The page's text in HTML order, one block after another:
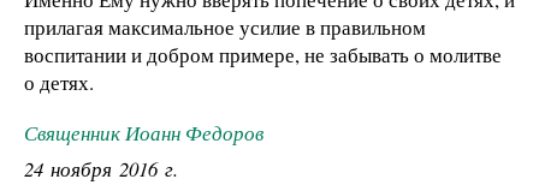
прилагая максимальное усилие в правильном
воспитании и добром примере, не забывать о молитве
о детях.
Священник Иоанн Федоров
24 ноября 2016 г.